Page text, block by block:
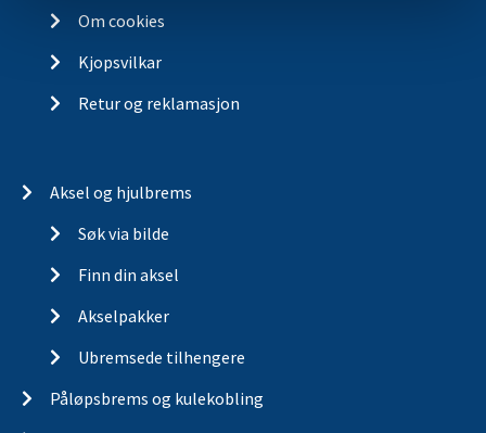
Om cookies
Kjopsvilkar
Retur og reklamasjon
Aksel og hjulbrems
Søk via bilde
Finn din aksel
Akselpakker
Ubremsede tilhengere
Påløpsbrems og kulekobling